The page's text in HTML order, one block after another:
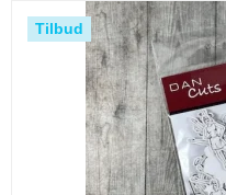
Tilbud